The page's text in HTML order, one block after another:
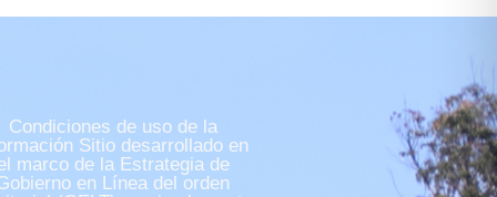
Condiciones de uso de la
Sitio desarrollado en
marco de la Estrategia de
en Línea del orden